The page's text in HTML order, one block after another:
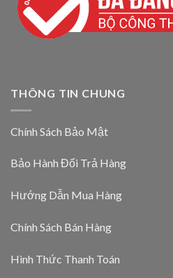
THÔNG TIN CHUNG
Chính Sách Bảo Mật
Bảo Hành Đổi Trả Hàng
Hướng Dẫn Mua Hàng
Chính Sách Bán Hàng
Hình Thức Thanh Toán